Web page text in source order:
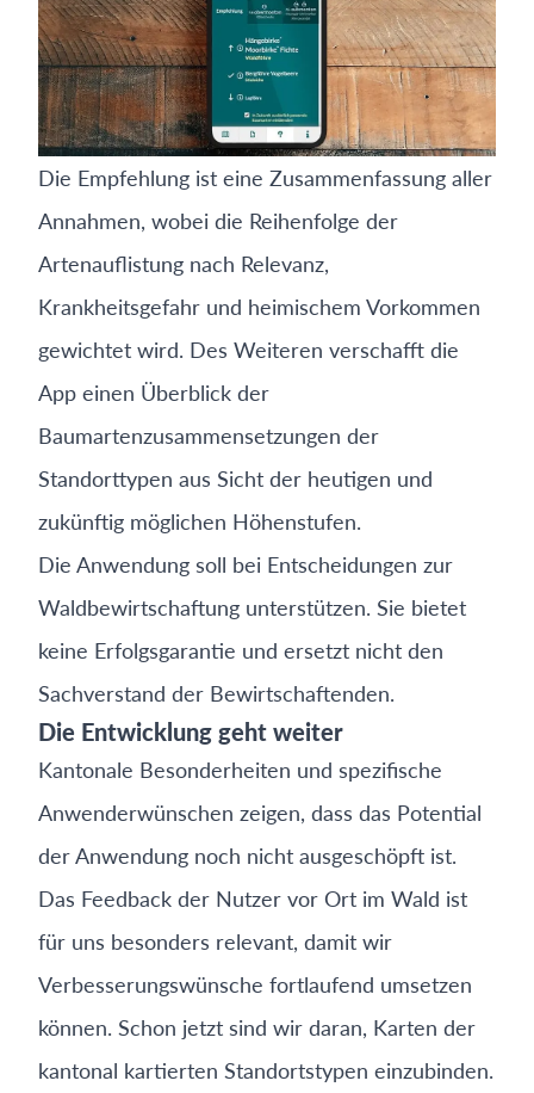
Die Empfehlung ist eine Zusammenfassung aller
Annahmen, wobei die Reihenfolge der
Artenauflistung nach Relevanz,
Krankheitsgefahr und heimischem Vorkommen
gewichtet wird. Des Weiteren verschafft die
App einen Überblick der
Baumartenzusammensetzungen der
Standorttypen aus Sicht der heutigen und
zukünftig möglichen Höhenstufen.
Die Anwendung soll bei Entscheidungen zur
Waldbewirtschaftung unterstützen. Sie bietet
keine Erfolgsgarantie und ersetzt nicht den
Sachverstand der Bewirtschaftenden.
Die Entwicklung geht weiter
Kantonale Besonderheiten und spezifische
Anwenderwünschen zeigen, dass das Potential
der Anwendung noch nicht ausgeschöpft ist.
Das Feedback der Nutzer vor Ort im Wald ist
für uns besonders relevant, damit wir
Verbesserungswünsche fortlaufend umsetzen
können. Schon jetzt sind wir daran, Karten der
kantonal kartierten Standortstypen einzubinden.